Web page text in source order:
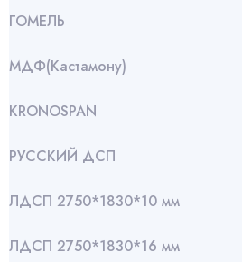
ГОМЕЛЬ
МДФ(Кастамону)
KRONOSPAN
РУССКИЙ ДСП
ЛДСП 2750*1830*10 мм
ЛДСП 2750*1830*16 мм